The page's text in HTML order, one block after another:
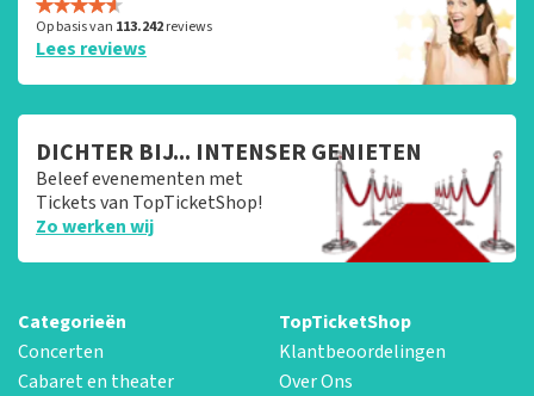
Op basis van 113.242reviews
Lees reviews
DICHTER BIJ... INTENSER GENIETEN
Beleef evenementen met
Tickets van TopTicketShop!
Zo werken wij
Categorieën
Concerten
Cabaret en theater
TopTicketShop
Klantbeoordelingen
Over Ons